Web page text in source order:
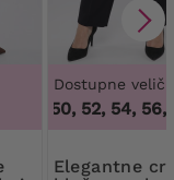
50, 52, 54, 56, 58,
Dostupne
48, 50, 52, 54,
Elegantne crne